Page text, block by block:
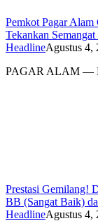
Pemkot Pagar
Tekankan
HeadlineAgustus 4,
PAGAR ALAM —
Prestasi Gemilang!
BB (Sangat Baik)
HeadlineAgustus 4,